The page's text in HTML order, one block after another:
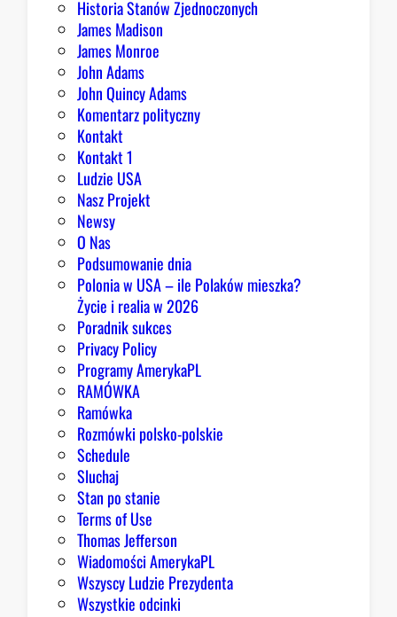
Historia Stanów Zjednoczonych
James Madison
James Monroe
John Adams
John Quincy Adams
Komentarz polityczny
Kontakt
Kontakt 1
Ludzie USA
Nasz Projekt
Newsy
O Nas
Podsumowanie dnia
Polonia w USA – ile Polaków mieszka?
Życie i realia w 2026
Poradnik sukces
Privacy Policy
Programy AmerykaPL
RAMÓWKA
Ramówka
Rozmówki polsko-polskie
Schedule
Sluchaj
Stan po stanie
Terms of Use
Thomas Jefferson
Wiadomości AmerykaPL
Wszyscy Ludzie Prezydenta
Wszystkie odcinki